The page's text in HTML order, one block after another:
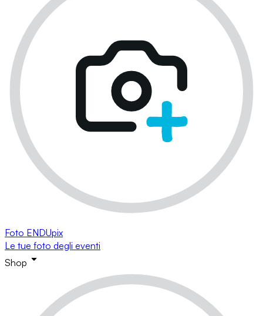
Foto ENDUpix
Le tue foto degli eventi
Shop